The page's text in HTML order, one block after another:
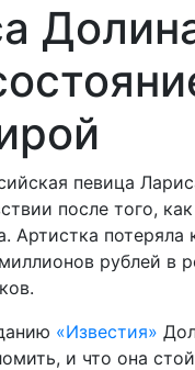
певица
после того,
Артистка потеряла
рублей в
«Известия»
и что она